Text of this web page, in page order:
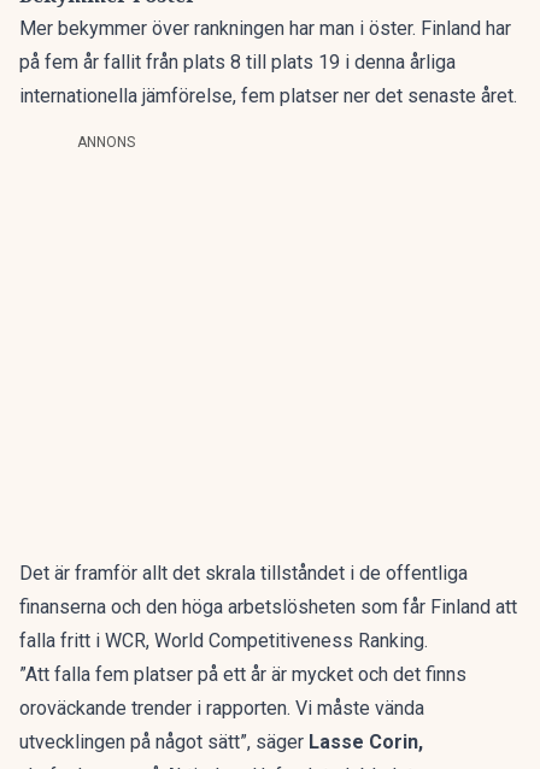
Mer bekymmer över rankningen har man i öster. Finland har
på fem år fallit från plats 8 till plats 19 i denna årliga
internationella jämförelse, fem platser ner det senaste året.
ANNONS
Det är framför allt det skrala tillståndet i de offentliga
finanserna och den höga arbetslösheten som får Finland att
falla fritt i WCR, World Competitiveness Ranking.
”Att falla fem platser på ett år är mycket och det finns
oroväckande trender i rapporten. Vi måste vända
utvecklingen på något sätt”, säger Lasse Corin,